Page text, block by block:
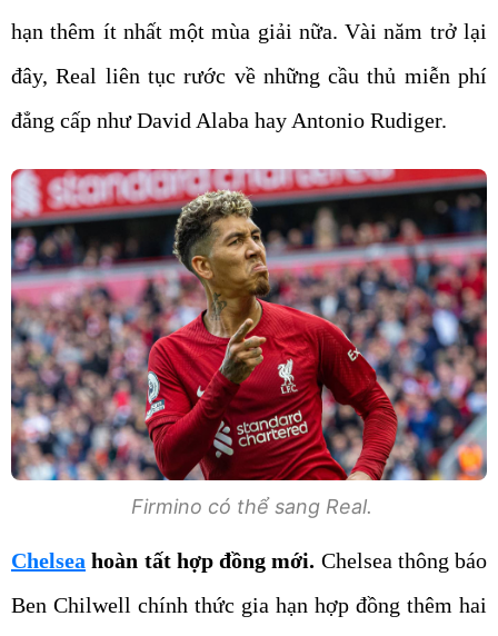
hạn thêm ít nhất một mùa giải nữa. Vài năm trở lại
đây, Real liên tục rước về những cầu thủ miễn phí
đẳng cấp như David Alaba hay Antonio Rudiger.
Firmino có thể sang Real.
Chelsea hoàn tất hợp đồng mới. Chelsea thông báo
Ben Chilwell chính thức gia hạn hợp đồng thêm hai